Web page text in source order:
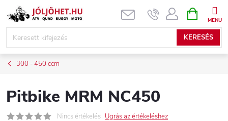
Ugrás
KERESÉS
KOSÁR
300 - 450 ccm
Pitbike MRM NC450
Nincs értékelés Ugrás az értékeléshez